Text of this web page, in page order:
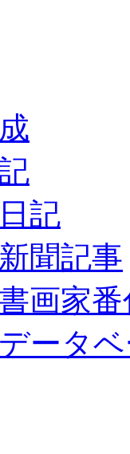
記
聞記事
画家
ータ